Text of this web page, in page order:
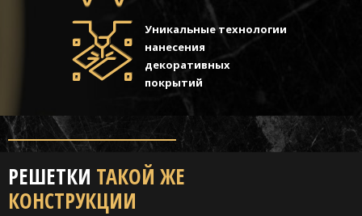
Уникальные технологии
нанесения
декоративных
покрытий
РЕШЕТКИ ТАКОЙ ЖЕ
КОНСТРУКЦИИ